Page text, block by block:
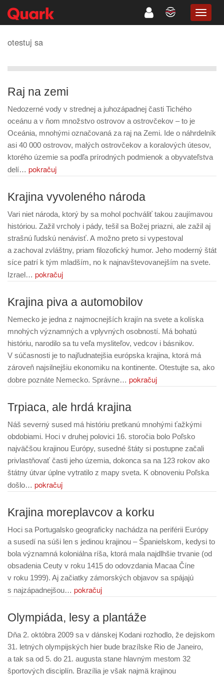
otestuj sa
Raj na zemi
Nedozerné vody v strednej a juhozápadnej časti Tichého
oceánu a v ňom množstvo ostrovov a ostrovčekov – to je
Oceánia, mnohými označovaná za raj na Zemi. Ide o náhrdelník
asi 40 000 ostrovov, malých ostrovčekov a koralových útesov,
ktorého územie sa podľa prírodných podmienok a obyvateľstva
delí… pokračuj
Krajina vyvoleného národa
Vari niet národa, ktorý by sa mohol pochváliť takou zaujímavou
históriou. Zažil vrcholy i pády, tešil sa Božej priazni, ale zažil aj
strašnú ľudskú nenávisť. A možno preto si vypestoval
a zachoval zvláštny, priam filozofický humor. Jeho moderný štát
síce patrí k tým mladším, no k najnavštevovanejším na svete.
Izrael… pokračuj
Krajina piva a automobilov
Nemecko je jedna z najmocnejších krajín na svete a kolíska
mnohých významných a vplyvných osobností. Má bohatú
históriu, narodilo sa tu veľa mysliteľov, vedcov i básnikov.
V súčasnosti je to najľudnatejšia európska krajina, ktorá má
zároveň najsilnejšiu ekonomiku na kontinente. Otestujte sa, ako
dobre poznáte Nemecko. Správne… pokračuj
Trpiaca, ale hrdá krajina
Náš severný sused má históriu pretkanú mnohými ťažkými
obdobiami. Hoci v druhej polovici 16. storočia bolo Poľsko
najväčšou krajinou Európy, susedné štáty si postupne začali
privlastňovať časti jeho územia, dokonca sa na 123 rokov ako
štátny útvar úplne vytratilo z mapy sveta. K obnoveniu Poľska
došlo… pokračuj
Krajina moreplavcov a korku
Hoci sa Portugalsko geograficky nachádza na periférii Európy
a susedí na súši len s jedinou krajinou – Španielskom, kedysi to
bola významná koloniálna ríša, ktorá mala najdlhšie trvanie (od
obsadenia Ceuty v roku 1415 do odovzdania Macaa Číne
v roku 1999). Aj začiatky zámorských objavov sa spájajú
s najzápadnejšou… pokračuj
Olympiáda, lesy a plantáže
Dňa 2. októbra 2009 sa v dánskej Kodani rozhodlo, že dejiskom
31. letných olympijských hier bude brazílske Rio de Janeiro,
a tak sa od 5. do 21. augusta stane hlavným mestom 32
športových disciplín. Brazília je však najmä krajinou